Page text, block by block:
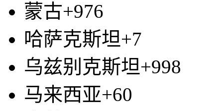
蒙古+976
哈萨克斯坦+7
乌兹别克斯坦+998
马来西亚+60